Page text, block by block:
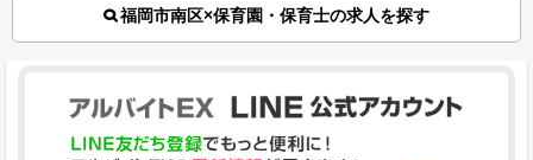
福岡市南区×保育園・保育士の求人を探す